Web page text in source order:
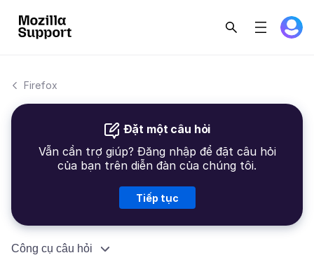
Firefox
Đặt một câu hỏi
Vẫn cần trợ giúp? Đăng nhập để đặt câu hỏi
của bạn trên diễn đàn của chúng tôi.
Tiếp tục
Công cụ câu hỏi